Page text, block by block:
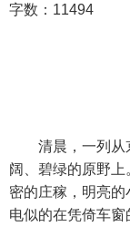
字数：11494
【末
万
清晨，一列从
阔、碧绿的原野上
密的庄稼，明亮
电似的在凭倚车窗